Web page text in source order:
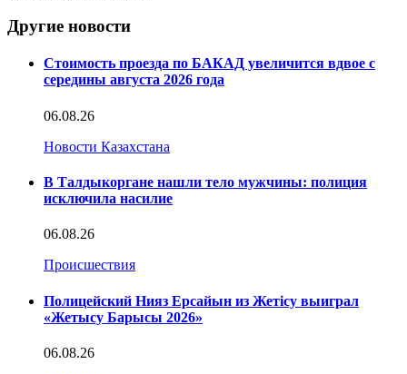
Другие новости
Стоимость проезда по БАКАД увеличится вдвое с
середины августа 2026 года
06.08.26
Новости Казахстана
В Талдыкоргане нашли тело мужчины: полиция
исключила насилие
06.08.26
Происшествия
Полицейский Нияз Ерсайын из Жетісу выиграл
«Жетысу Барысы 2026»
06.08.26